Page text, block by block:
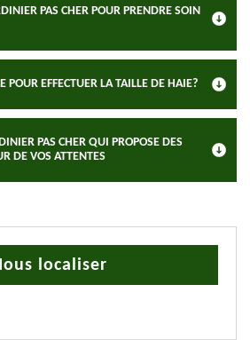
PAS CHER POUR PRENDRE SOIN
POUR EFFECTUER LA TAILLE DE HAIE?
PAS CHER QUI PROPOSE DES
DE VOS ATTENTES
localiser